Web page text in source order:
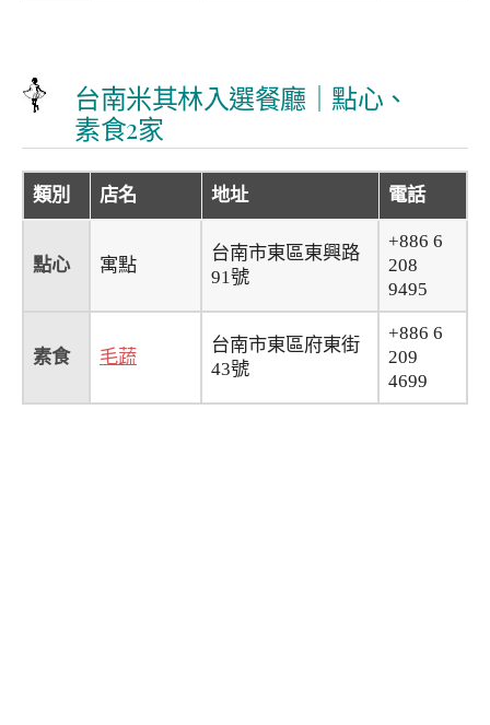
台南米其林入選餐廳｜點心、
素食2家
類別 店名 地址 電話
點心 寓點
台南市東區東興路
91號
+886 6
208
9495
素食 毛蔬
台南市東區府東街
43號
+886 6
209
4699